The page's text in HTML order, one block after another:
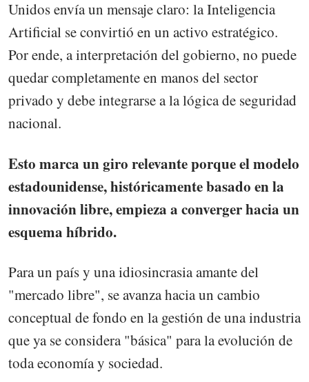
Unidos envía un mensaje claro: la Inteligencia
Artificial se convirtió en un activo estratégico.
Por ende, a interpretación del gobierno, no puede
quedar completamente en manos del sector
privado y debe integrarse a la lógica de seguridad
nacional.
Esto marca un giro relevante porque el modelo
estadounidense, históricamente basado en la
innovación libre, empieza a converger hacia un
esquema híbrido.
Para un país y una idiosincrasia amante del
"mercado libre", se avanza hacia un cambio
conceptual de fondo en la gestión de una industria
que ya se considera "básica" para la evolución de
toda economía y sociedad.